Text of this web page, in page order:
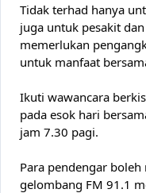
Tidak terhad hanya
juga untuk pesakit
memerlukan
untuk manfaat
Ikuti wawancara
pada esok hari
jam 7.30 pagi.
Para pendengar
gelombang FM 91.1